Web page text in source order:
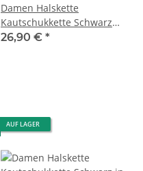
Damen Halskette
Kautschukkette Schwarz
1619B1
26,90 € *
AUF LAGER